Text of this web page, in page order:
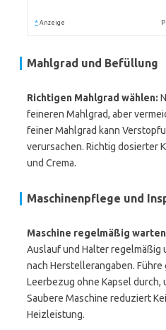
* Anzeige
Mahlgrad und Befüllung
Richtigen Mahlgrad wählen:
feineren Mahlgrad, aber
feiner Mahlgrad kann
verursachen. Richtig dosierter
und Crema.
Maschinenpflege und
Maschine regelmäßig
Auslauf und Halter regelmäßig
nach Herstellerangaben.
Leerbezug ohne Kapsel durch,
Saubere Maschine reduziert
Heizleistung.